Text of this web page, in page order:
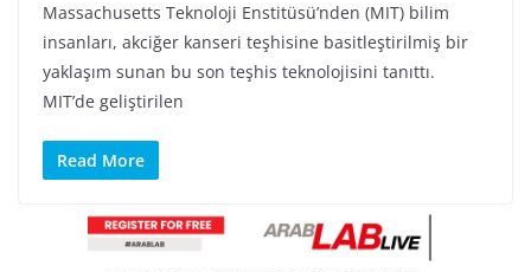
Massachusetts Teknoloji Enstitüsü’nden (MIT) bilim
insanları, akciğer kanseri teşhisine basitleştirilmiş bir
yaklaşım sunan bu son teşhis teknolojisini tanıttı.
MIT’de geliştirilen
Read More